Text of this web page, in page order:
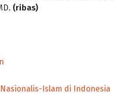
(ribas)
Islam di Indonesia